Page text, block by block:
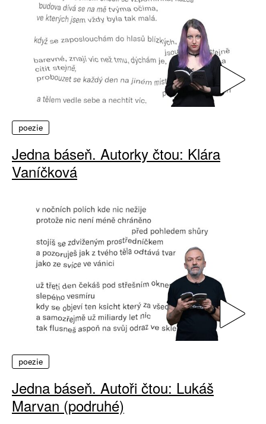
poezie
Jedna báseň. Autorky čtou: Klára
Vaníčková
poezie
Jedna báseň. Autoři čtou: Lukáš
Marvan (podruhé)